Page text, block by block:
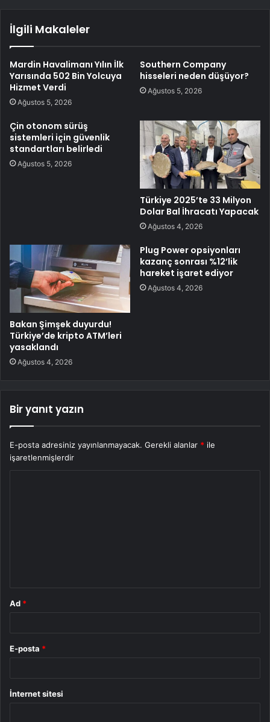
İlgili Makaleler
Mardin Havalimanı Yılın İlk
Yarısında 502 Bin Yolcuya
Hizmet Verdi
Ağustos 5, 2026
Southern Company
hisseleri neden düşüyor?
Ağustos 5, 2026
Çin otonom sürüş
sistemleri için güvenlik
standartları belirledi
Ağustos 5, 2026
Türkiye 2025’te 33 Milyon
Dolar Bal İhracatı Yapacak
Ağustos 4, 2026
Bakan Şimşek duyurdu!
Türkiye’de kripto ATM’leri
yasaklandı
Ağustos 4, 2026
Plug Power opsiyonları
kazanç sonrası %12’lik
hareket işaret ediyor
Ağustos 4, 2026
Bir yanıt yazın
E-posta adresiniz yayınlanmayacak. Gerekli alanlar * ile
işaretlenmişlerdir
Ad *
E-posta *
İnternet sitesi